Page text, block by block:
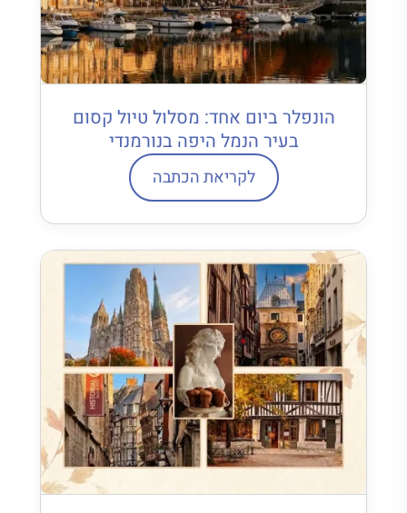
הונפלר ביום אחד: מסלול טיול קסום
בעיר הנמל היפה בנורמנדי
לקריאת הכתבה